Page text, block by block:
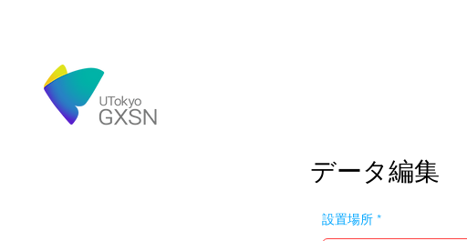
データ編集
設置場所